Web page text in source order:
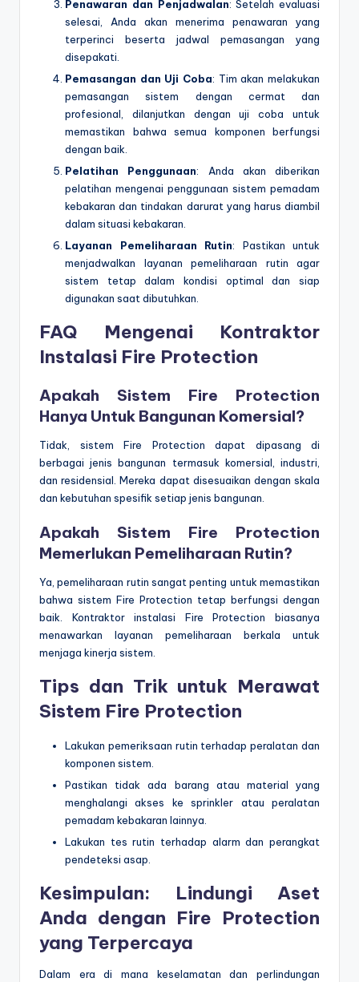
Penawaran dan Penjadwalan: Setelah evaluasi
selesai, Anda akan menerima penawaran yang
terperinci beserta jadwal pemasangan yang
disepakati.
Pemasangan dan Uji Coba: Tim akan melakukan
pemasangan sistem dengan cermat dan
profesional, dilanjutkan dengan uji coba untuk
memastikan bahwa semua komponen berfungsi
dengan baik.
Pelatihan Penggunaan: Anda akan diberikan
pelatihan mengenai penggunaan sistem pemadam
kebakaran dan tindakan darurat yang harus diambil
dalam situasi kebakaran.
Layanan Pemeliharaan Rutin: Pastikan untuk
menjadwalkan layanan pemeliharaan rutin agar
sistem tetap dalam kondisi optimal dan siap
digunakan saat dibutuhkan.
FAQ Mengenai Kontraktor
Instalasi Fire Protection
Apakah Sistem Fire Protection
Hanya Untuk Bangunan Komersial?
Tidak, sistem Fire Protection dapat dipasang di
berbagai jenis bangunan termasuk komersial, industri,
dan residensial. Mereka dapat disesuaikan dengan skala
dan kebutuhan spesifik setiap jenis bangunan.
Apakah Sistem Fire Protection
Memerlukan Pemeliharaan Rutin?
Ya, pemeliharaan rutin sangat penting untuk memastikan
bahwa sistem Fire Protection tetap berfungsi dengan
baik. Kontraktor instalasi Fire Protection biasanya
menawarkan layanan pemeliharaan berkala untuk
menjaga kinerja sistem.
Tips dan Trik untuk Merawat
Sistem Fire Protection
Lakukan pemeriksaan rutin terhadap peralatan dan
komponen sistem.
Pastikan tidak ada barang atau material yang
menghalangi akses ke sprinkler atau peralatan
pemadam kebakaran lainnya.
Lakukan tes rutin terhadap alarm dan perangkat
pendeteksi asap.
Kesimpulan: Lindungi Aset
Anda dengan Fire Protection
yang Terpercaya
Dalam era di mana keselamatan dan perlindungan